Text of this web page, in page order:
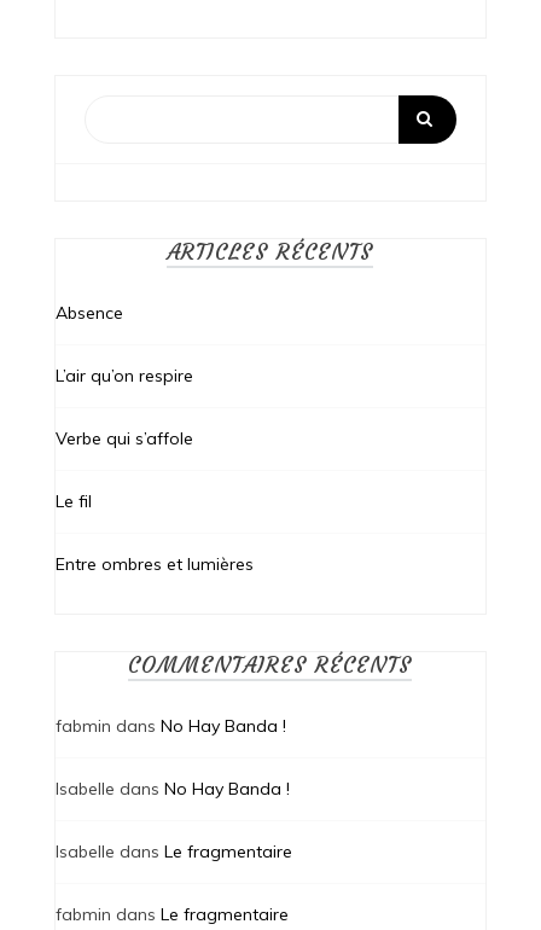
ARTICLES RÉCENTS
Absence
L’air qu’on respire
Verbe qui s’affole
Le fil
Entre ombres et lumières
COMMENTAIRES RÉCENTS
fabmin dans No Hay Banda !
Isabelle dans No Hay Banda !
Isabelle dans Le fragmentaire
fabmin dans Le fragmentaire